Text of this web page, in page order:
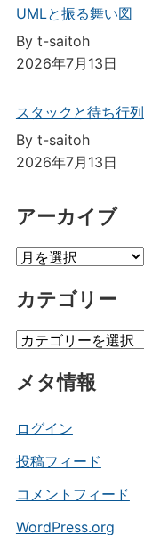
UMLと振る舞い図
By t-saitoh
2026年7月13日
スタックと待ち行列
By t-saitoh
2026年7月13日
アーカイブ
ア
カ
ブ
カテゴリー
カ
ゴ
ー
メタ情報
ログイン
投稿フィード
コメントフィード
WordPress.org